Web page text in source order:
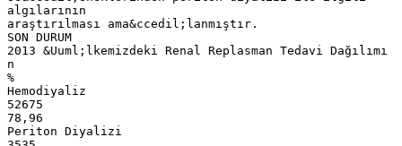
algılarının
araştırılması ama&ccedil;lanmıştır.
SON DURUM
2013 &Uuml;lkemizdeki Renal Replasman Tedavi Dağılımı
n
%
Hemodiyaliz
52675
78,96
Periton Diyalizi